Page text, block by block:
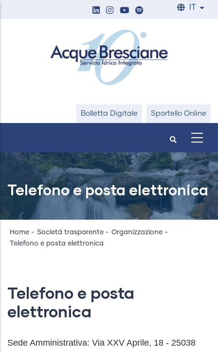
List
Bolletta Digitale Sportello Online
Telefono e posta elettronica
Breadcrumb
Home - Società trasparente - Organizzazione -
Telefono e posta elettronica
Telefono e posta
elettronica
Sede Amministrativa: Via XXV Aprile, 18 - 25038